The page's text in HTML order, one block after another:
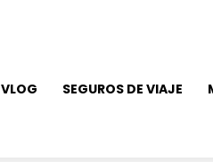
VLOG SEGUROS DE VIAJE